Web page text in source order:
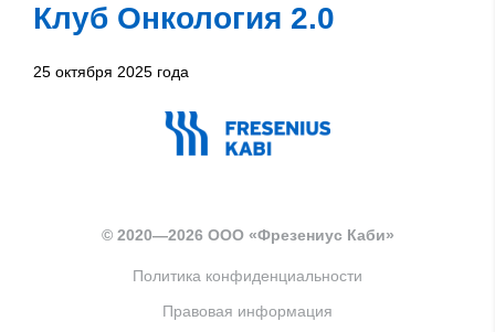
Клуб Онкология 2.0
25 октября 2025 года
© 2020—2026 ООО «Фрезениус Каби»
Политика конфиденциальности
Правовая информация